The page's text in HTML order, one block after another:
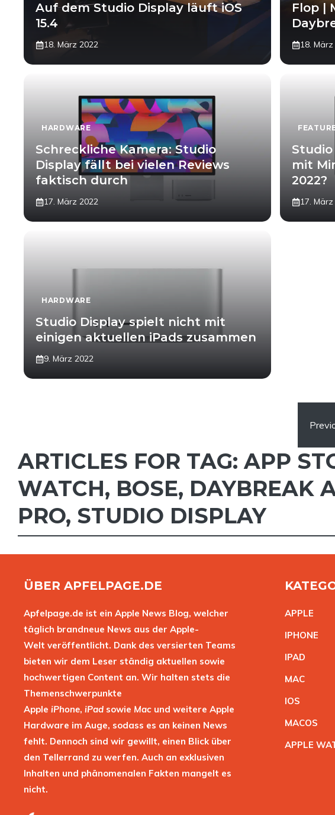
Auf dem Studio Display läuft iOS
15.4
18. März 2022
Flop |
18.
HARDWARE
Schreckliche Kamera: Studio
Display fällt bei vielen Reviews
faktisch durch
17. März 2022
mit
2022?
17.
HARDWARE
Studio Display spielt nicht mit
einigen aktuellen iPads zusammen
9. März 2022
ARTICLES FOR TAG:APP
WATCH, BOSE, DAYBREAK
PRO, STUDIO DISPLAY
ÜBER APFELPAGE.DE
Apfelpage.de ist ein Apple News Blog, welcher
täglich brandneue News aus der Apple-
Welt veröffentlicht. Dank des versierten Teams
bieten wir dem Leser ständig aktuellen sowie
hochwertigen Content an. Wir halten stets die
Themenschwerpunkte
Apple iPhone, iPad sowie Mac und weitere Apple
Hardware im Auge, sodass es an keinen News
fehlt. Dennoch sind wir gewillt, einen Blick über
den Tellerrand zu werfen. Auch an exklusiven
Inhalten und phänomenalen Fakten mangelt es
nicht.
APPLE
IPHONE
IPAD
MAC
IOS
MACOS
APPLE